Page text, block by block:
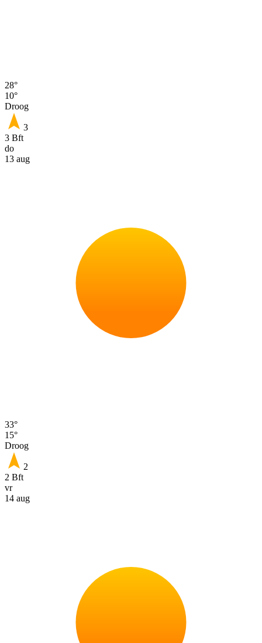
28°
10°
Droog
3
3 Bft
do
13 aug
33°
15°
Droog
2
2 Bft
vr
14 aug